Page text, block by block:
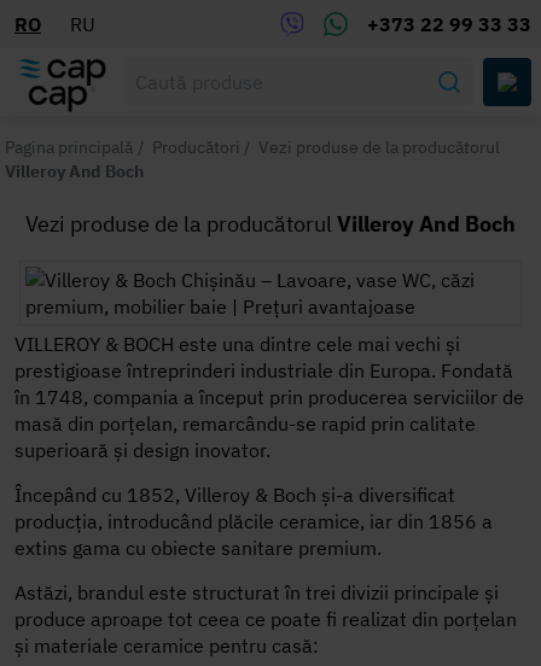
RO RU +373 22 99 33 33
Pagina principală / Producători / Vezi produse de la producătorul
Villeroy And Boch
Vezi produse de la producătorul Villeroy And Boch
VILLEROY & BOCH este una dintre cele mai vechi și
prestigioase întreprinderi industriale din Europa. Fondată
în 1748, compania a început prin producerea serviciilor de
masă din porțelan, remarcându-se rapid prin calitate
superioară și design inovator.
Începând cu 1852, Villeroy & Boch și-a diversificat
producția, introducând plăcile ceramice, iar din 1856 a
extins gama cu obiecte sanitare premium.
Astăzi, brandul este structurat în trei divizii principale și
produce aproape tot ceea ce poate fi realizat din porțelan
și materiale ceramice pentru casă: